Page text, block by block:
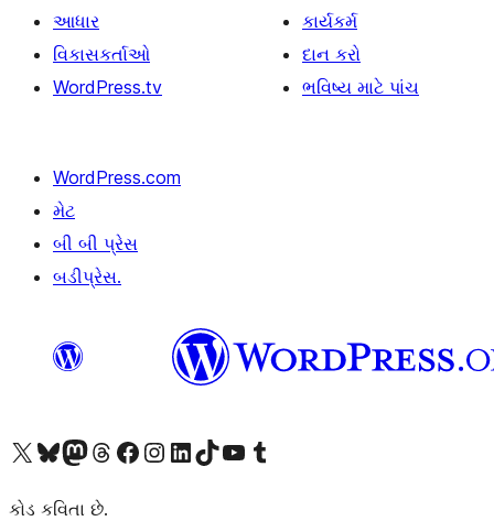
આધાર
વિકાસકર્તાઓ
WordPress.tv
કાર્યકર્મ
દાન કરો
ભવિષ્ય માટે પાંચ
WordPress.com
મેટ
બી બી પ્રેસ
બડીપ્રેસ.
અમારા X (અગાઉ ટ્વિટર) એકાઉન્ટની મુલાકાત લોઅમારા Bluesky એકાઉન્ટની મુલાકાત લોઅમારા માસ્ટોડોન એકાઉન્ટની મુલાકાત લોઅમારા Threads એકાઉન્ટની મુલાકાત લો અમારા ફેસબુક પેજની મુલાકાત લોઅમારા ઇન્સ્ટાગ્રામ એકાઉન્ટની મુલાકાત લો અમારા LinkedIn એકાઉન્ટની મુલાકાત લોઅમારા TikTok એકાઉન્ટની મુલાકાત લોઅમારી YouTube ચેનલની મુલાકાત લો અમારા Tumblr એકાઉન્ટની મુલાકાત લો
કોડ કવિતા છે.